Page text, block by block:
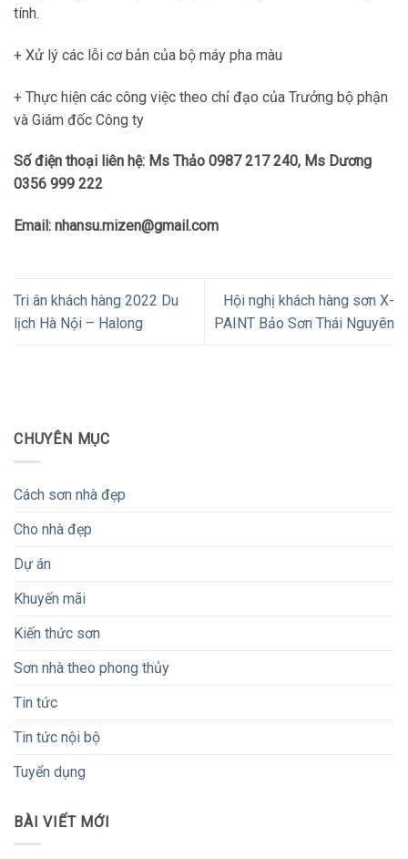
tính.
+ Xử lý các lỗi cơ bản của bộ máy pha màu
+ Thực hiện các công việc theo chỉ đạo của Trưởng bộ phận
và Giám đốc Công ty
Số điện thoại liên hệ: Ms Thảo 0987 217 240, Ms Dương
0356 999 222
Email: nhansu.mizen@gmail.com
Tri ân khách hàng 2022 Du
lịch Hà Nội – Halong
Hội nghị khách hàng sơn X-
PAINT Bảo Sơn Thái Nguyên
CHUYÊN MỤC
Cách sơn nhà đẹp
Cho nhà đẹp
Dự án
Khuyến mãi
Kiến thức sơn
Sơn nhà theo phong thủy
Tin tức
Tin tức nội bộ
Tuyển dụng
BÀI VIẾT MỚI